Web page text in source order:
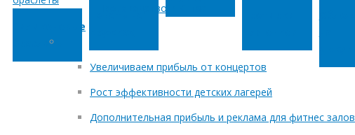
Производство в Китае
Увеличиваем прибыль от концертов
Рост эффективности детских лагерей
Дополнительная прибыль и реклама для фитнес залов
Силиконовые
браслеты